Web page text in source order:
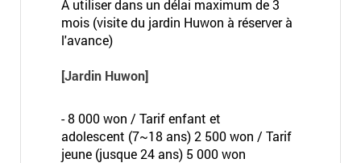
A utiliser dans un délai maximum de 3
mois (visite du jardin Huwon à réserver à
l'avance)
[Jardin Huwon]
- 8 000 won / Tarif enfant et
adolescent (7~18 ans) 2 500 won / Tarif
jeune (jusque 24 ans) 5 000 won